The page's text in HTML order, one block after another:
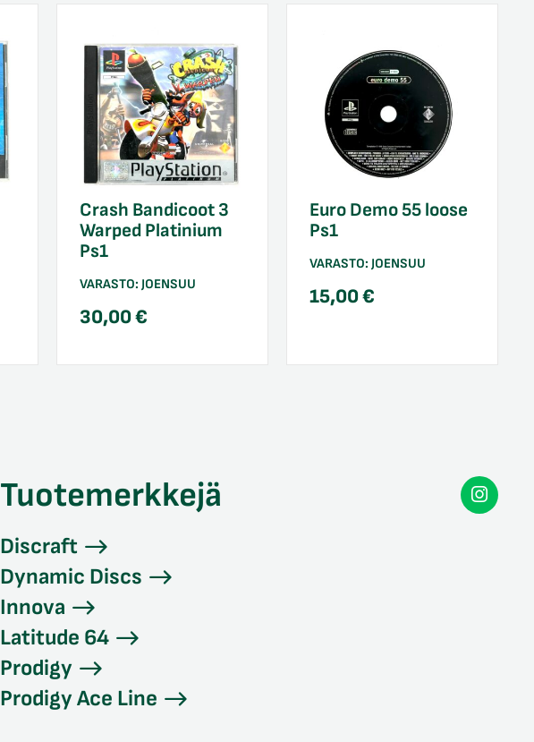
Crash Bandicoot 3
Warped Platinium
Ps1
VARASTO:JOENSUU
30,00€
Euro Demo 55 loose
Ps1
VARASTO:JOENSUU
15,00€
Tuotemerkkejä
Discraft
Dynamic Discs
Innova
Latitude 64
Prodigy
Prodigy Ace Line